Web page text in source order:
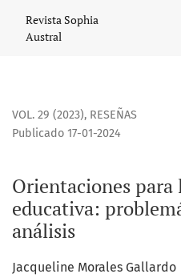
Orientaciones para la
Revista Sophia
Austral
VOL. 29 (2023), RESEÑAS
Orientaciones
educativa:
análisis
Publicado 17-01-2024
Jacqueline Morales Gallardo